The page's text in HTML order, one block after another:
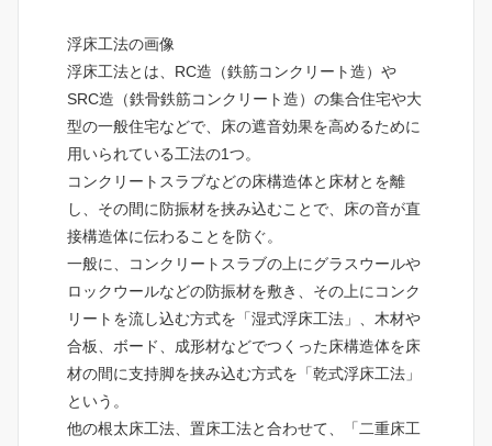
浮床工法の画像
浮床工法とは、RC造（鉄筋コンクリート造）や
SRC造（鉄骨鉄筋コンクリート造）の集合住宅や大
型の一般住宅などで、床の遮音効果を高めるために
用いられている工法の1つ。
コンクリートスラブなどの床構造体と床材とを離
し、その間に防振材を挟み込むことで、床の音が直
接構造体に伝わることを防ぐ。
一般に、コンクリートスラブの上にグラスウールや
ロックウールなどの防振材を敷き、その上にコンク
リートを流し込む方式を「湿式浮床工法」、木材や
合板、ボード、成形材などでつくった床構造体を床
材の間に支持脚を挟み込む方式を「乾式浮床工法」
という。
他の根太床工法、置床工法と合わせて、「二重床工